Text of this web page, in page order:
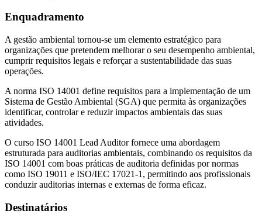
Enquadramento
A gestão ambiental tornou-se um elemento estratégico para
organizações que pretendem melhorar o seu desempenho ambiental,
cumprir requisitos legais e reforçar a sustentabilidade das suas
operações.
A norma ISO 14001 define requisitos para a implementação de um
Sistema de Gestão Ambiental (SGA) que permita às organizações
identificar, controlar e reduzir impactos ambientais das suas
atividades.
O curso ISO 14001 Lead Auditor fornece uma abordagem
estruturada para auditorias ambientais, combinando os requisitos da
ISO 14001 com boas práticas de auditoria definidas por normas
como ISO 19011 e ISO/IEC 17021-1 , permitindo aos profissionais
conduzir auditorias internas e externas de forma eficaz.
Destinatários